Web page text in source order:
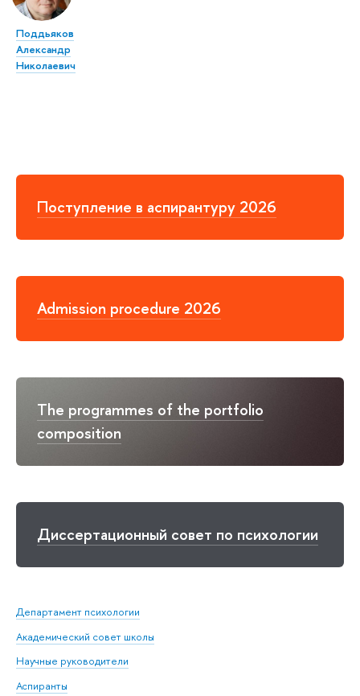
Поступление в аспирантуру 2026
Admission procedure 2026
The programmes of the portfolio
composition
Диссертационный совет по психологии
Департамент психологии
Академический совет школы
Научные руководители
Аспиранты
Поддьяков
Александр
Николаевич